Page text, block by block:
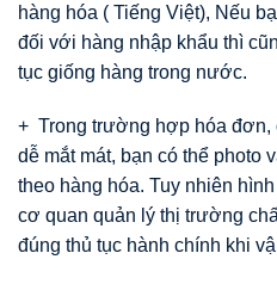
hàng hóa ( Tiếng Việt), Nếu
đối với hàng nhập khẩu thì
tục giống hàng trong nước.
+ Trong trường hợp hóa đơn,
dễ mắt mát, bạn có thể photo
theo hàng hóa. Tuy nhiên
cơ quan quản lý thị trường
đúng thủ tục hành chính khi